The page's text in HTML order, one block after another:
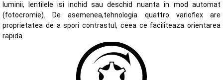
luminii, lentilele isi inchid sau deschid nuanta in mod automat
(fotocromie). De asemenea,tehnologia quattro varioflex are
proprietatea de a spori contrastul, ceea ce faciliteaza orientarea
rapida.